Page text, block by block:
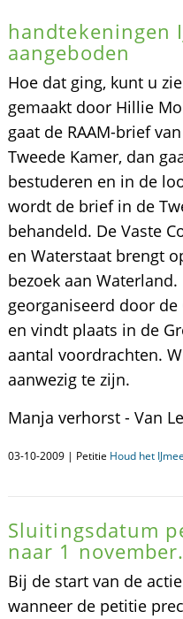
handtekeningen
aangeboden
Hoe dat ging, kunt u
gemaakt door Hillie
gaat de RAAM-brief
Tweede Kamer, dan
bestuderen en in de
wordt de brief in de
behandeld. De Vaste
en Waterstaat brengt
bezoek aan
georganiseerd door
en vindt plaats in de
aantal voordrachten.
aanwezig te zijn.
Manja verhorst - Van
03-10-2009 | Petitie Houd het
Sluitingsdatum
naar 1 november.
Bij de start van de
wanneer de petitie